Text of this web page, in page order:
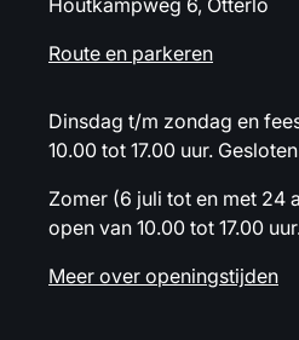
Houtkampweg 6, Otterlo
Route en parkeren
Dinsdag t/m zondag en
10.00 tot 17.00 uur.
Zomer (6 juli tot en met 24
open van 10.00 tot 17.00
Meer over openingstijden